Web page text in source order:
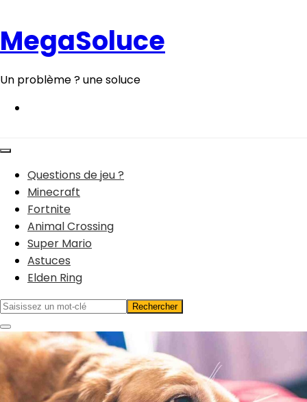
contenu
MegaSoluce
Un problème ? une soluce
Questions de jeu ?
Minecraft
Fortnite
Animal Crossing
Super Mario
Astuces
Elden Ring